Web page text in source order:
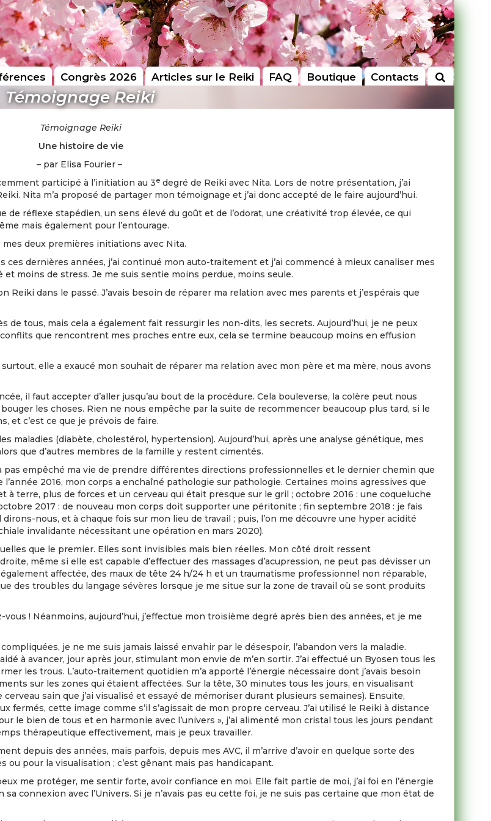
Congrès 2026 Articles sur le Reiki FAQ Boutique Contacts
Témoignage Reiki
Témoignage Reiki
Une histoire de vie
– par Elisa Fourier –
participé à l’initiation au 3e degré de Reiki avec Nita. Lors de notre présentation, j’ai
Nita m’a proposé de partager mon témoignage et j’ai donc accepté de le faire aujourd’hui.
réflexe stapédien, un sens élevé du goût et de l’odorat, une créativité trop élevée, ce qui
mais également pour l’entourage.
mes deux premières initiations avec Nita.
dernières années, j’ai continué mon auto-traitement et j’ai commencé à mieux canaliser mes
moins de stress. Je me suis sentie moins perdue, moins seule.
Reiki dans le passé. J’avais besoin de réparer ma relation avec mes parents et j’espérais que
de tous, mais cela a également fait ressurgir les non-dits, les secrets. Aujourd’hui, je ne peux
que rencontrent mes proches entre eux, cela se termine beaucoup moins en effusion
elle a exaucé mon souhait de réparer ma relation avec mon père et ma mère, nous avons
il faut accepter d’aller jusqu’au bout de la procédure. Cela bouleverse, la colère peut nous
les choses. Rien ne nous empêche par la suite de recommencer beaucoup plus tard, si le
et c’est ce que je prévois de faire.
maladies (diabète, cholestérol, hypertension). Aujourd’hui, après une analyse génétique, mes
que d’autres membres de la famille y restent cimentés.
pas empêché ma vie de prendre différentes directions professionnelles et le dernier chemin que
2016, mon corps a enchaîné pathologie sur pathologie. Certaines moins agressives que
terre, plus de forces et un cerveau qui était presque sur le gril ; octobre 2016 : une coqueluche
2017 : de nouveau mon corps doit supporter une péritonite ; fin septembre 2018 : je fais
nous, et à chaque fois sur mon lieu de travail ; puis, l’on me découvre une hyper acidité
invalidante nécessitant une opération en mars 2020).
que le premier. Elles sont invisibles mais bien réelles. Mon côté droit ressent
même si elle est capable d’effectuer des massages d’acupression, ne peut pas dévisser un
affectée, des maux de tête 24 h/24 h et un traumatisme professionnel non réparable,
des troubles du langage sévères lorsque je me situe sur la zone de travail où se sont produits
! Néanmoins, aujourd’hui, j’effectue mon troisième degré après bien des années, et je me
je ne me suis jamais laissé envahir par le désespoir, l’abandon vers la maladie.
à avancer, jour après jour, stimulant mon envie de m’en sortir. J’ai effectué un Byosen tous les
les trous. L’auto-traitement quotidien m’a apporté l’énergie nécessaire dont j’avais besoin
sur les zones qui étaient affectées. Sur la tête, 30 minutes tous les jours, en visualisant
sain que j’ai visualisé et essayé de mémoriser durant plusieurs semaines). Ensuite,
fermés, cette image comme s’il s’agissait de mon propre cerveau. J’ai utilisé le Reiki à distance
le bien de tous et en harmonie avec l’univers », j’ai alimenté mon cristal tous les jours pendant
thérapeutique effectivement, mais je peux travailler.
depuis des années, mais parfois, depuis mes AVC, il m’arrive d’avoir en quelque sorte des
pour la visualisation ; c’est gênant mais pas handicapant.
me protéger, me sentir forte, avoir confiance en moi. Elle fait partie de moi, j’ai foi en l’énergie
connexion avec l’Univers. Si je n’avais pas eu cette foi, je ne suis pas certaine que mon état de